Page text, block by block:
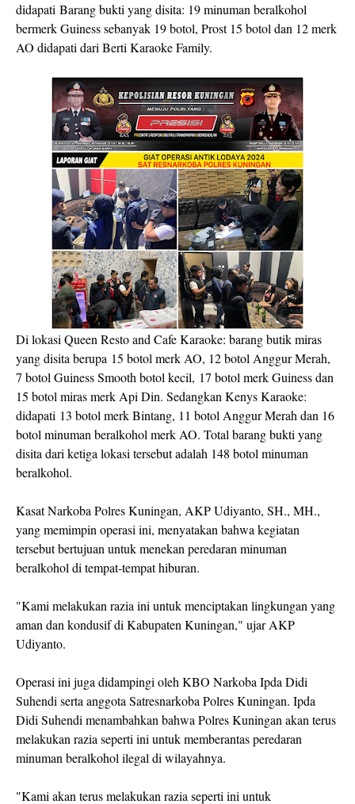
didapati Barang bukti yang disita: 19 minuman beralkohol
bermerk Guiness sebanyak 19 botol, Prost 15 botol dan 12 merk
AO didapati dari Berti Karaoke Family.
Di lokasi Queen Resto and Cafe Karaoke: barang butik miras
yang disita berupa 15 botol merk AO, 12 botol Anggur Merah,
7 botol Guiness Smooth botol kecil, 17 botol merk Guiness dan
15 botol miras merk Api Din. Sedangkan Kenys Karaoke:
didapati 13 botol merk Bintang, 11 botol Anggur Merah dan 16
botol minuman beralkohol merk AO. Total barang bukti yang
disita dari ketiga lokasi tersebut adalah 148 botol minuman
beralkohol.
Kasat Narkoba Polres Kuningan, AKP Udiyanto, SH., MH.,
yang memimpin operasi ini, menyatakan bahwa kegiatan
tersebut bertujuan untuk menekan peredaran minuman
beralkohol di tempat-tempat hiburan.
"Kami melakukan razia ini untuk menciptakan lingkungan yang
aman dan kondusif di Kabupaten Kuningan," ujar AKP
Udiyanto.
Operasi ini juga didampingi oleh KBO Narkoba Ipda Didi
Suhendi serta anggota Satresnarkoba Polres Kuningan. Ipda
Didi Suhendi menambahkan bahwa Polres Kuningan akan terus
melakukan razia seperti ini untuk memberantas peredaran
minuman beralkohol ilegal di wilayahnya.
"Kami akan terus melakukan razia seperti ini untuk